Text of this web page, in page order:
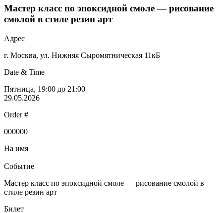
Мастер класс по эпоксидной смоле — рисование
смолой в стиле резин арт
Адрес
г. Москва, ул. Нижняя Сыромятническая 11кБ
Date & Time
Пятница, 19:00 до 21:00
29.05.2026
Order #
000000
На имя
Событие
Мастер класс по эпоксидной смоле — рисование смолой в
стиле резин арт
Билет